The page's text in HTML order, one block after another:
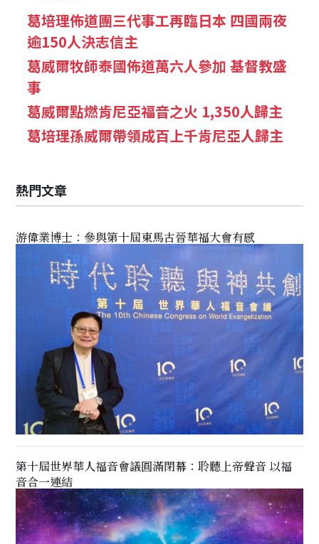
葛培理佈道團三代事工再臨日本 四國兩夜
逾150人決志信主
葛威爾牧師泰國佈道萬六人參加 基督教盛
事
葛威爾點燃肯尼亞福音之火 1,350人歸主
葛培理孫威爾帶領成百上千肯尼亞人歸主
熱門文章
游偉業博士：參與第十屆東馬古晉華福大會有感
第十屆世界華人福音會議圓滿閉幕：聆聽上帝聲音 以福
音合一連結